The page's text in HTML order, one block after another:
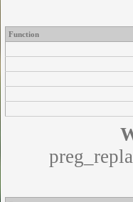
Function